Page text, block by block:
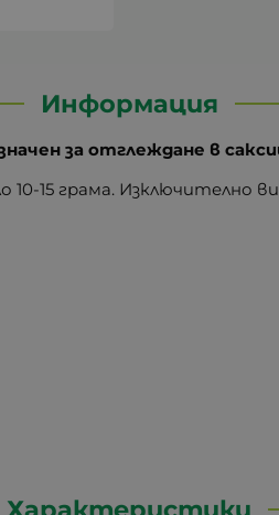
Информация
за отглеждане в
15 грама. Изключително